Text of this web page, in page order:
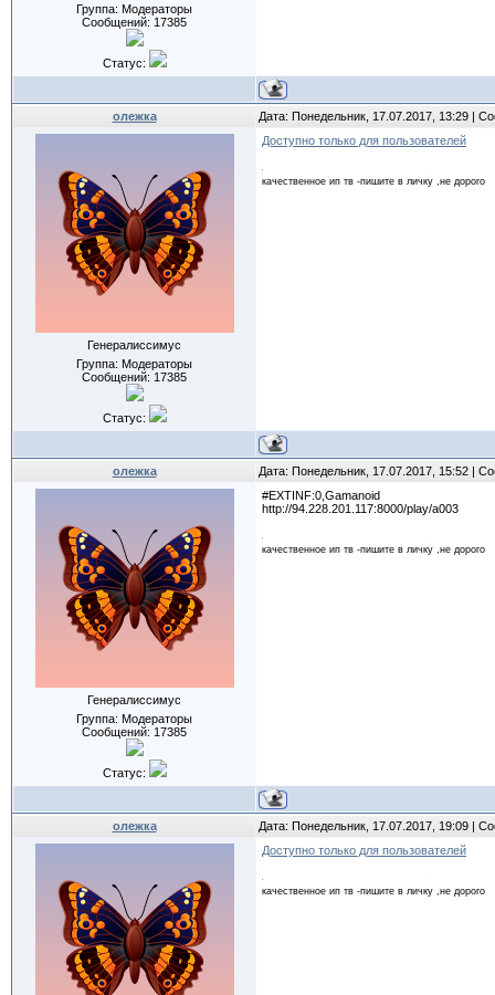
Группа: Модераторы
Сообщений: 17385
Статус:
олежка Дата: Понедельник, 17.07.2017, 13:29 |
Генералиссимус
Группа: Модераторы
Сообщений: 17385
Статус:
Доступно только для пользователей
качественное ип тв -пишите в личку ,не дорого
олежка Дата: Понедельник, 17.07.2017, 15:52 |
Генералиссимус
Группа: Модераторы
Сообщений: 17385
Статус:
#EXTINF:0,Gamanoid
http://94.228.201.117:8000/play/a003
качественное ип тв -пишите в личку ,не дорого
олежка Дата: Понедельник, 17.07.2017, 19:09 |
Доступно только для пользователей
качественное ип тв -пишите в личку ,не дорого